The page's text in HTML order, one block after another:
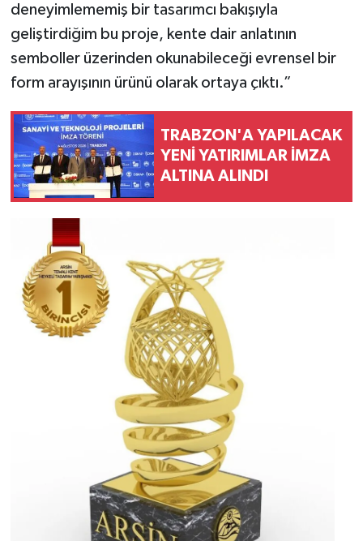
deneyimlememiş bir tasarımcı bakışıyla
geliştirdiğim bu proje, kente dair anlatının
semboller üzerinden okunabileceği evrensel bir
form arayışının ürünü olarak ortaya çıktı.”
TRABZON'A YAPILACAK
YENİ YATIRIMLAR İMZA
ALTINA ALINDI